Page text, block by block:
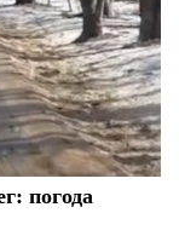
погода